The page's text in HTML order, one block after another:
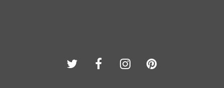
TwitterFacebook
Instagram
Pinterest